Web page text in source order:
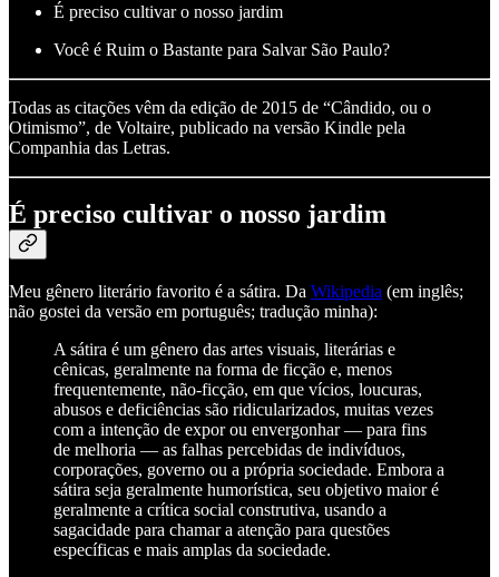
É preciso cultivar o nosso jardim
Você é Ruim o Bastante para Salvar São Paulo?
Todas as citações vêm da edição de 2015 de “Cândido, ou o
Otimismo”, de Voltaire, publicado na versão Kindle pela
Companhia das Letras.
É preciso cultivar o nosso jardim
Meu gênero literário favorito é a sátira. Da Wikipedia (em inglês;
não gostei da versão em português; tradução minha):
A sátira é um gênero das artes visuais, literárias e
cênicas, geralmente na forma de ficção e, menos
frequentemente, não-ficção, em que vícios, loucuras,
abusos e deficiências são ridicularizados, muitas vezes
com a intenção de expor ou envergonhar — para fins
de melhoria — as falhas percebidas de indivíduos,
corporações, governo ou a própria sociedade. Embora a
sátira seja geralmente humorística, seu objetivo maior é
geralmente a crítica social construtiva, usando a
sagacidade para chamar a atenção para questões
específicas e mais amplas da sociedade.